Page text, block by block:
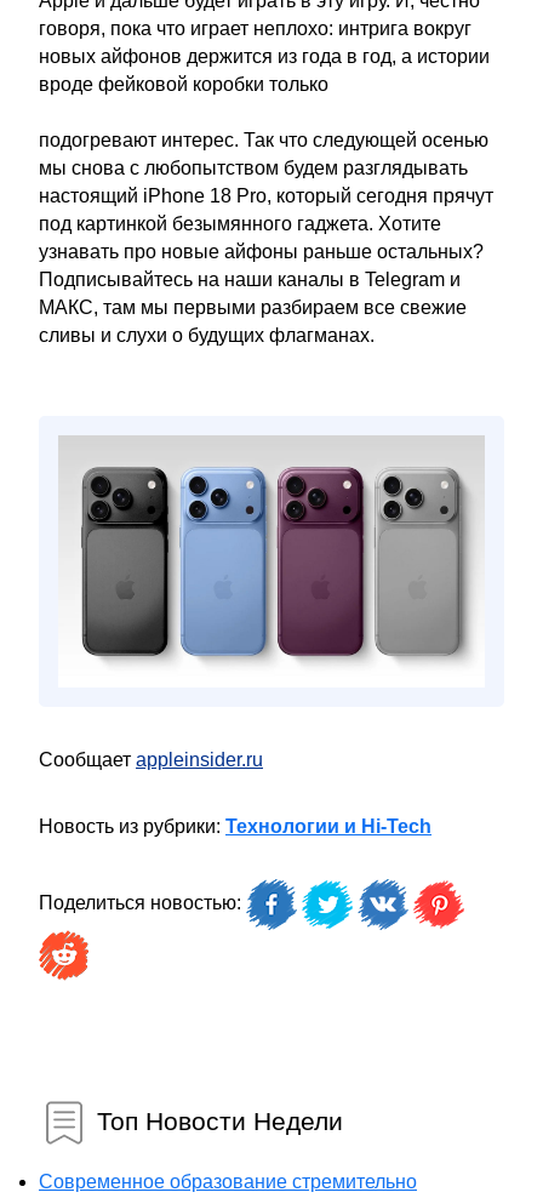
говоря, пока что играет неплохо: интрига вокруг
новых айфонов держится из года в год, а истории
вроде фейковой коробки только
подогревают интерес. Так что следующей осенью
мы снова с любопытством будем разглядывать
настоящий iPhone 18 Pro, который сегодня прячут
под картинкой безымянного гаджета. Хотите
узнавать про новые айфоны раньше остальных?
Подписывайтесь на наши каналы в Telegram и
МАКС, там мы первыми разбираем все свежие
сливы и слухи о будущих флагманах.
Сообщает appleinsider.ru
Новость из рубрики: Технологии и Hi-Tech
Поделиться новостью:
Топ Новости Недели
Современное образование стремительно